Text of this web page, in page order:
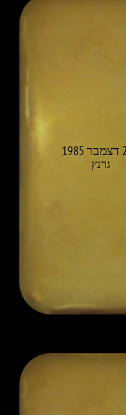
גרנץ